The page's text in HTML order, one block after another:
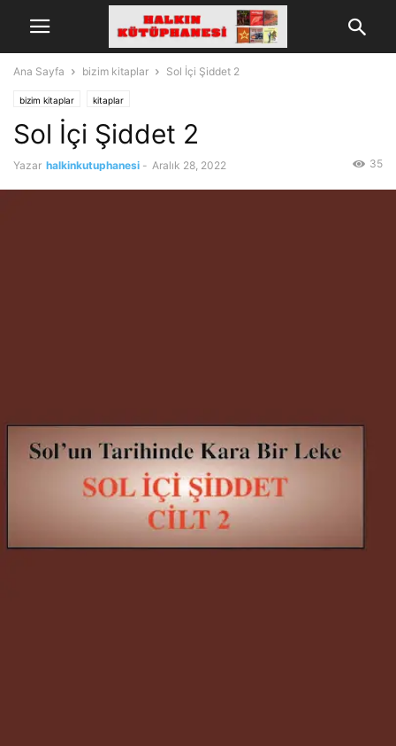
Ana Sayfa bizim kitaplar Sol İçi Şiddet 2
bizim kitaplar kitaplar
Sol İçi Şiddet 2
Yazar halkinkutuphanesi - Aralık 28, 2022 35